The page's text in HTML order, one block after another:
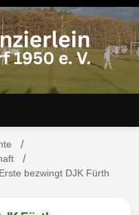
bezwingt DJK Fürth